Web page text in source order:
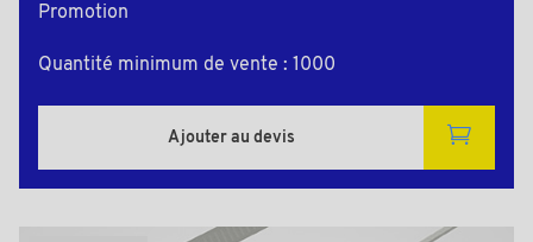
Promotion
Quantité minimum de vente : 1000
Ajouter au devis